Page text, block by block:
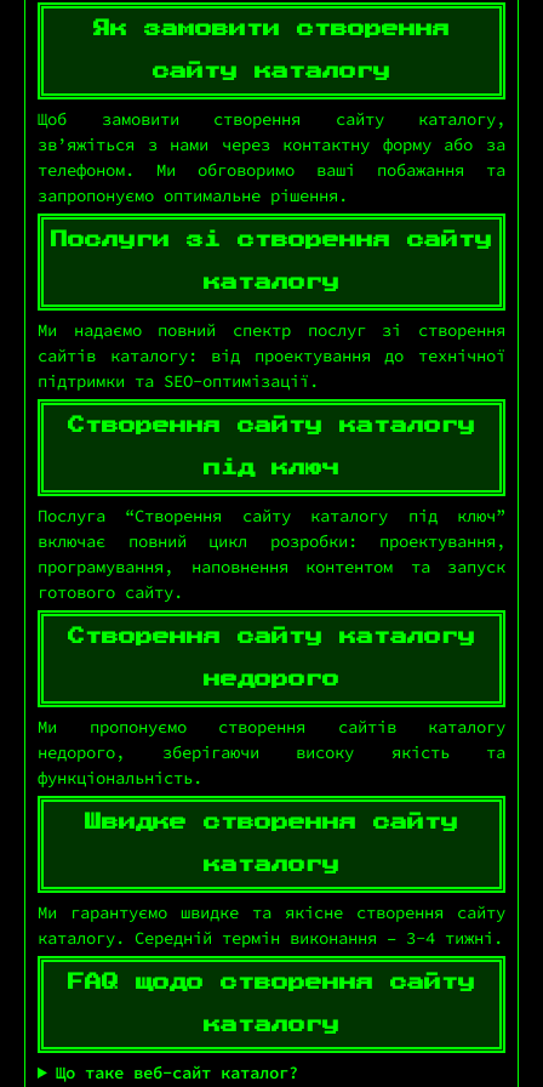
Як замовити створення
сайту каталогу
Щоб замовити створення сайту каталогу,
зв’яжіться з нами через контактну форму або за
телефоном. Ми обговоримо ваші побажання та
запропонуємо оптимальне рішення.
Послуги зі створення сайту
каталогу
Ми надаємо повний спектр послуг зі створення
сайтів каталогу: від проектування до технічної
підтримки та SEO-оптимізації.
Створення сайту каталогу
під ключ
Послуга “Створення сайту каталогу під ключ”
включає повний цикл розробки: проектування,
програмування, наповнення контентом та запуск
готового сайту.
Створення сайту каталогу
недорого
Ми пропонуємо створення сайтів каталогу
недорого, зберігаючи високу якість та
функціональність.
Швидке створення сайту
каталогу
Ми гарантуємо швидке та якісне створення сайту
каталогу. Середній термін виконання – 3-4 тижні.
FAQ щодо створення сайту
каталогу
Що таке веб-сайт каталог?